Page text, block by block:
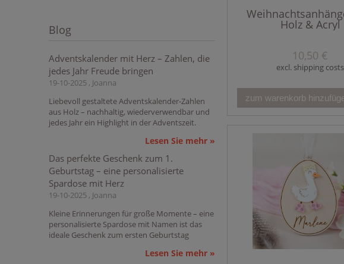
Blog
Adventskalender mit Herz – Zahlen, die
jedes Jahr Freude bringen
19-10-2025 , Joanna
Liebevoll gestaltete Adventskalender-Zahlen
aus Holz – nachhaltig, wiederverwendbar und
jedes Jahr ein Highlight in der Adventszeit.
Lesen Sie mehr »
Das perfekte Geschenk zum 1.
Geburtstag – eine personalisierte
Spardose mit Herz
19-10-2025 , Joanna
Kleine Erinnerungen für große Momente – eine
personalisierte Spardose mit Namen ist das
ideale Geschenk zum ersten Geburtstag
Lesen Sie mehr »
Holz & Acryl
10,50 €
excl. shipping costs
zum warenkorb